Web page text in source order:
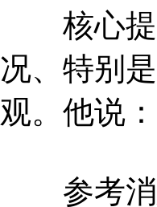
核心提
况、特别
观。他说
参考消